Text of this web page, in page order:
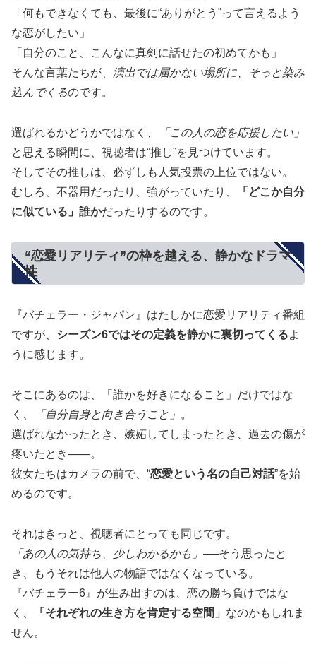
「何もできなくても、最後に“ありがとう”って言えるよう
な恋がしたい」
「自分のこと、こんなに真剣に話せたの初めてかも」
そんな言葉たちが、
演出では届かない場所に、そっと染み
込んでくるのです。
選ばれるかどうかではなく、
「この人の恋を応援したい」
と思える瞬間に、視聴者は“推し”を見つけています。
そしてその推しは、必ずしも人気投票の上位ではない。
むしろ、不器用だったり、強がっていたり、
「どこか自分
に似ている」誰かだったりするのです。
“恋愛リアリティ”の枠を越える、静かなドラマ
性
『バチェラー・ジャパン』はたしかに恋愛リアリティ番組
ですが、 シーズン6ではその定義を静かに裏切ってくるよ
うに感じます。
そこにあるのは、「誰かを好きになること」だけではな
く、
「自分自身と向き合うこと」 。
選ばれなかったとき、嫉妬してしまったとき、過去の傷が
疼いたとき――。
彼女たちはカメラの前で、“恋愛という名の自己対話”を始
めるのです。
それはきっと、視聴者にとっても同じです。
「あの人の気持ち、少しわかるかも」 ──そう思ったと
き、もうそれは他人の物語ではなくなっている。
『バチェラー6』が生み出すのは、恋の勝ち負けではな
く、
「それぞれの生き方を肯定する空間」 なのかもしれま
せん。